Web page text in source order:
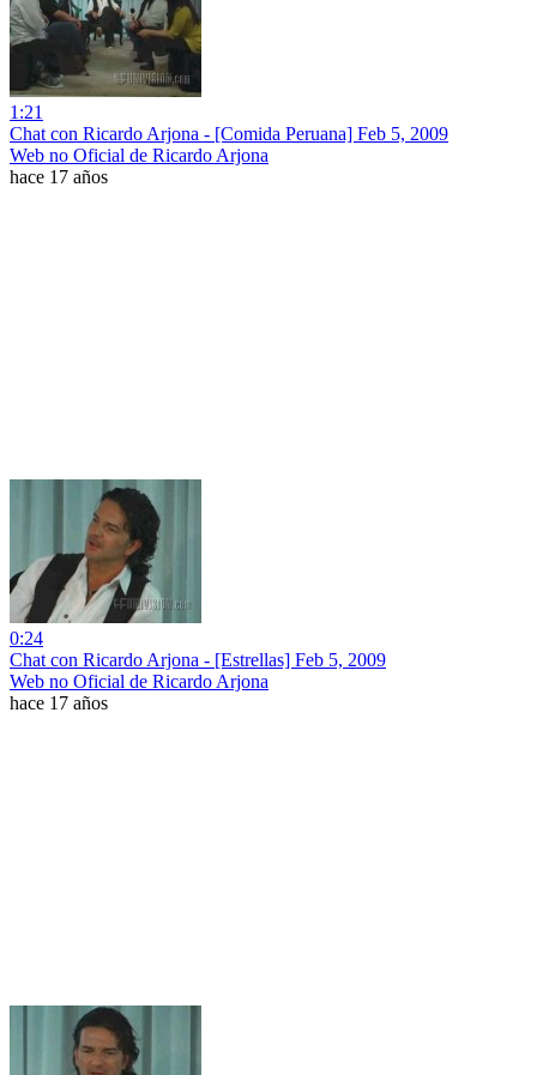
1:21
Chat con Ricardo Arjona - [Comida Peruana] Feb 5, 2009
Web no Oficial de Ricardo Arjona
hace 17 años
0:24
Chat con Ricardo Arjona - [Estrellas] Feb 5, 2009
Web no Oficial de Ricardo Arjona
hace 17 años